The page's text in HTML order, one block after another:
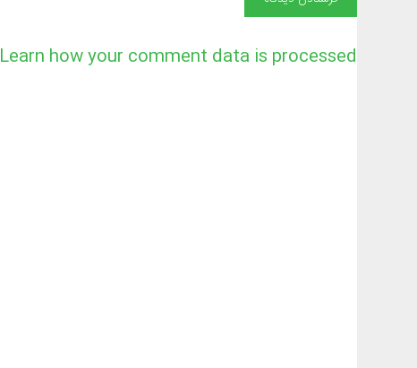
Learn how your comment data is processed